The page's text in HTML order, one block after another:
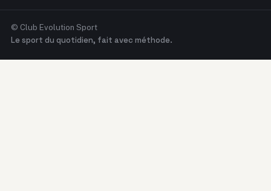
© Club Evolution Sport
Le sport du quotidien, fait avec méthode.